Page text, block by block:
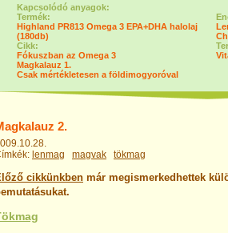
Kapcsolódó anyagok:
Termék:
Highland PR813 Omega 3 EPA+DHA halolaj
(180db)
Cikk:
Fókuszban az Omega 3
Magkalauz 1.
Csak mértékletesen a földimogyoróval
2.
lenmag magvak tökmag
cikkünkben már megismerkedhettek